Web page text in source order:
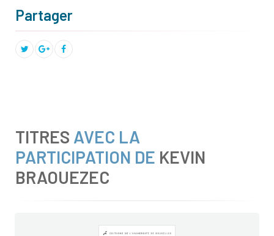
Partager
TITRES AVEC LA
PARTICIPATION DE KEVIN
BRAOUEZEC